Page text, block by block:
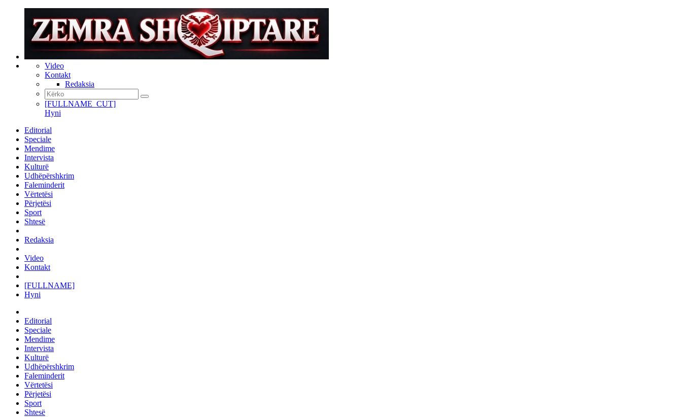
Video
Kontakt
Redaksia
[FULLNAME_CUT]
Hyni
Editorial
Speciale
Mendime
Intervista
Kulturë
Udhëpërshkrim
Faleminderit
Vërtetësi
Përjetësi
Sport
Shtesë
Redaksia
Video
Kontakt
[FULLNAME]
Hyni
Editorial
Speciale
Mendime
Intervista
Kulturë
Udhëpërshkrim
Faleminderit
Vërtetësi
Përjetësi
Sport
Shtesë